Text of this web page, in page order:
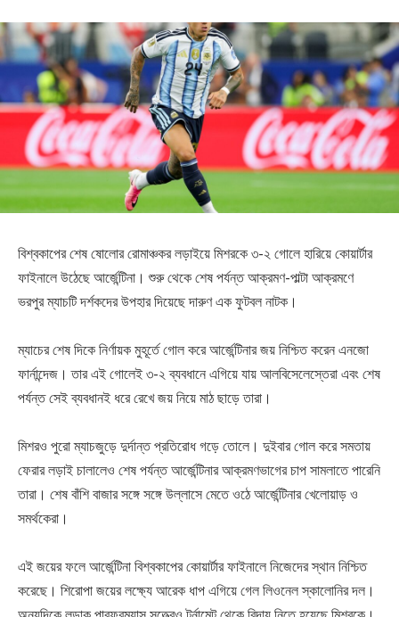
বিশ্বকাপের শেষ ষোলোর রোমাঞ্চকর লড়াইয়ে মিশরকে ৩-২ গোলে হারিয়ে কোয়ার্টার
ফাইনালে উঠেছে আর্জেন্টিনা। শুরু থেকে শেষ পর্যন্ত আক্রমণ-পাল্টা আক্রমণে
ভরপুর ম্যাচটি দর্শকদের উপহার দিয়েছে দারুণ এক ফুটবল নাটক।
ম্যাচের শেষ দিকে নির্ণায়ক মুহূর্তে গোল করে আর্জেন্টিনার জয় নিশ্চিত করেন এনজো
ফার্নান্দেজ। তার এই গোলেই ৩-২ ব্যবধানে এগিয়ে যায় আলবিসেলেস্তেরা এবং শেষ
পর্যন্ত সেই ব্যবধানই ধরে রেখে জয় নিয়ে মাঠ ছাড়ে তারা।
মিশরও পুরো ম্যাচজুড়ে দুর্দান্ত প্রতিরোধ গড়ে তোলে। দুইবার গোল করে সমতায়
ফেরার লড়াই চালালেও শেষ পর্যন্ত আর্জেন্টিনার আক্রমণভাগের চাপ সামলাতে পারেনি
তারা। শেষ বাঁশি বাজার সঙ্গে সঙ্গে উল্লাসে মেতে ওঠে আর্জেন্টিনার খেলোয়াড় ও
সমর্থকেরা।
এই জয়ের ফলে আর্জেন্টিনা বিশ্বকাপের কোয়ার্টার ফাইনালে নিজেদের স্থান নিশ্চিত
করেছে। শিরোপা জয়ের লক্ষ্যে আরেক ধাপ এগিয়ে গেল লিওনেল স্কালোনির দল।